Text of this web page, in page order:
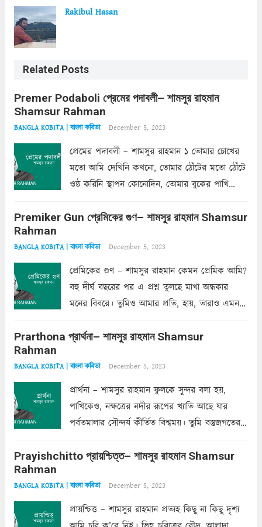
Rakibul Hasan
Related Posts
Premer Podaboli প্রেমের পদাবলী– শামসুর রাহমান
Shamsur Rahman
BANGLA KOBITA | বাংলা কবিতা December 5, 2023
প্রেমের পদাবলী – শামসুর রাহমান ১ তোমার চোখের
মতো আমি দেখিনি কখনো, তোমার ঠোঁটের মতো ঠোঁটে
ওষ্ঠ করিনি স্থাপন কোনোদিন, তোমার বুকের পাখি
কোথাও কি এরকম ছায়া দেয় ক্লান্তির প্রহরে? মুছে
Premiker Gun প্রেমিকের গুণ– শামসুর রাহমান Shamsur
Rahman
BANGLA KOBITA | বাংলা কবিতা December 5, 2023
প্রেমিকের গুণ – শামসুর রাহমান কেমন প্রেমিক আমি?
বহু দীর্ঘ বছরের পর এ প্রশ্ন তুলছে মাখা অন্ধকার
মনের বিবরে। তুমিও আমার প্রতি, হায়, তারাও এমন
একান্ত জরুরি- নইলে একটি দেয়াল নিমেষেই ভীষণ
Prarthona প্রার্থনা– শামসুর রাহমান Shamsur
Rahman
BANGLA KOBITA | বাংলা কবিতা December 5, 2023
প্রার্থনা – শামসুর রাহমান ফুলকে সুন্দর বলা হয়,
পাখিকেও, নক্ষত্রের নদীর রূপের খ্যাতি আছে যার
পর্বতমালার সৌন্দর্য কীর্তিত বিশ্বময়। তুমি বস্তুজগতের
তার সুষমায় পার্থক্য অনেক। তোমাকে সুন্দরী বলা চলে,
Prayishchitto প্রায়শ্চিত্ত– শামসুর রাহমান Shamsur
Rahman
BANGLA KOBITA | বাংলা কবিতা December 5, 2023
প্রায়শ্চিত্ত – শামসুর রাহমান প্রত্যহ কিছু না কিছু দৃশ্য